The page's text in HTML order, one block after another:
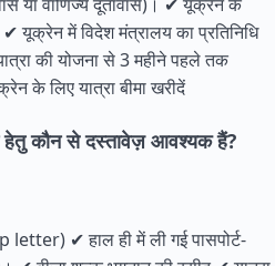
यूक्रेन में विदेश मंत्रालय का प्रतिनिधि
की योजना से 3 महीने पहले तक
के लिए यात्रा बीमा खरीदें
हेतु कौन से दस्तावेज़ आवश्यक हैं?
✔ हाल ही में ली गई पासपोर्ट-